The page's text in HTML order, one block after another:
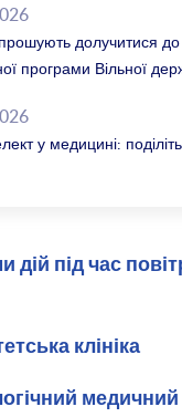
долучитися до
програми Вільної
у медицині:
дій під час
клініка
медичний